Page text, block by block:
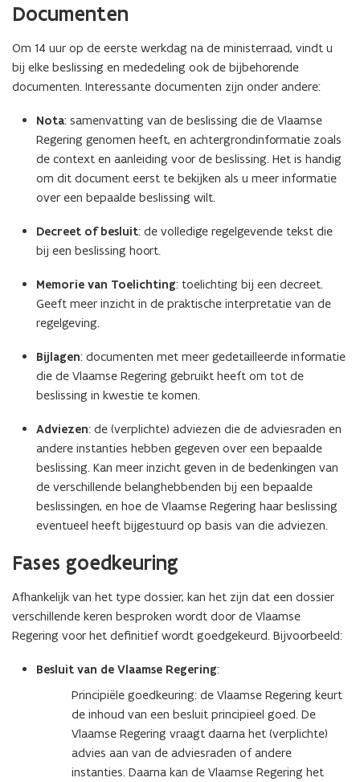
Documenten
Om 14 uur op de eerste werkdag na de ministerraad, vindt u
bij elke beslissing en mededeling ook de bijbehorende
documenten. Interessante documenten zijn onder andere:
Nota: samenvatting van de beslissing die de Vlaamse
Regering genomen heeft, en achtergrondinformatie zoals
de context en aanleiding voor de beslissing. Het is handig
om dit document eerst te bekijken als u meer informatie
over een bepaalde beslissing wilt.
Decreet of besluit: de volledige regelgevende tekst die
bij een beslissing hoort.
Memorie van Toelichting: toelichting bij een decreet.
Geeft meer inzicht in de praktische interpretatie van de
regelgeving.
Bijlagen: documenten met meer gedetailleerde informatie
die de Vlaamse Regering gebruikt heeft om tot de
beslissing in kwestie te komen.
Adviezen: de (verplichte) adviezen die de adviesraden en
andere instanties hebben gegeven over een bepaalde
beslissing. Kan meer inzicht geven in de bedenkingen van
de verschillende belanghebbenden bij een bepaalde
beslissingen, en hoe de Vlaamse Regering haar beslissing
eventueel heeft bijgestuurd op basis van die adviezen.
Fases goedkeuring
Afhankelijk van het type dossier, kan het zijn dat een dossier
verschillende keren besproken wordt door de Vlaamse
Regering voor het definitief wordt goedgekeurd. Bijvoorbeeld:
Besluit van de Vlaamse Regering:
Principiële goedkeuring: de Vlaamse Regering keurt
de inhoud van een besluit principieel goed. De
Vlaamse Regering vraagt daarna het (verplichte)
advies aan van de adviesraden of andere
instanties. Daarna kan de Vlaamse Regering het